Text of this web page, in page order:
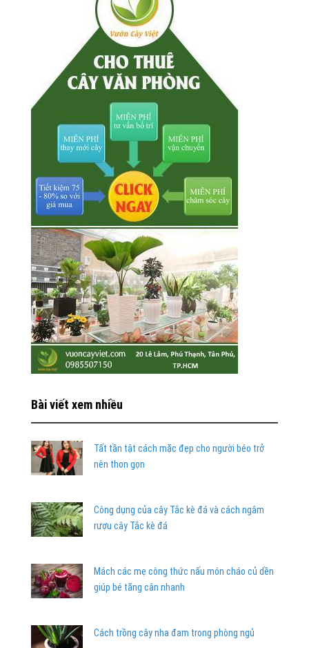
Bài viết xem nhiều
Tất tần tật cách mặc đẹp cho người béo trở
nên thon gọn
Công dụng của cây Tắc kè đá và cách ngâm
rượu cây Tắc kè đá
Mách các mẹ công thức nấu món cháo củ dền
giúp bé tăng cân nhanh
Cách trồng cây nha đam trong phòng ngủ